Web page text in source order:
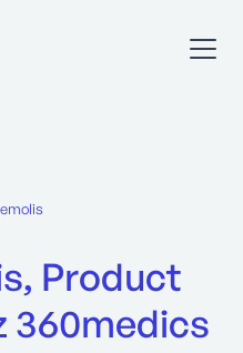
Product
360medics